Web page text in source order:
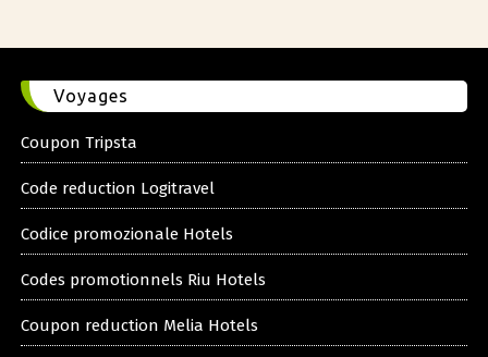
Voyages
Coupon Tripsta
Code reduction Logitravel
Codice promozionale Hotels
Codes promotionnels Riu Hotels
Coupon reduction Melia Hotels